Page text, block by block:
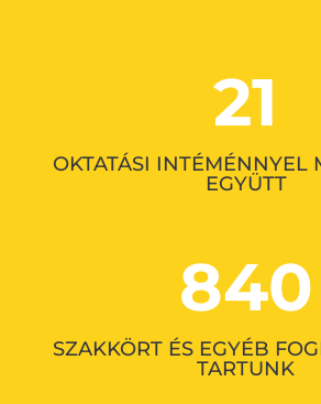
21
OKTATÁSI INTÉMÉNNYEL
EGYÜTT
840
SZAKKÖRT ÉS EGYÉB
TARTUNK